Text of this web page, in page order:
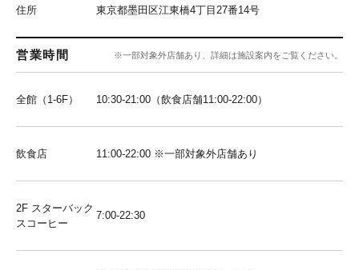
住所 東京都墨田区江東橋4丁目27番14号
営業時間 ※一部対象外店舗あり、詳細は施設案内をご覧ください。
全館（1-6F） 10:30-21:00（飲食店舗11:00-22:00）
飲食店 11:00-22:00 ※一部対象外店舗あり
2F スターバック
スコーヒー
7:00-22:30